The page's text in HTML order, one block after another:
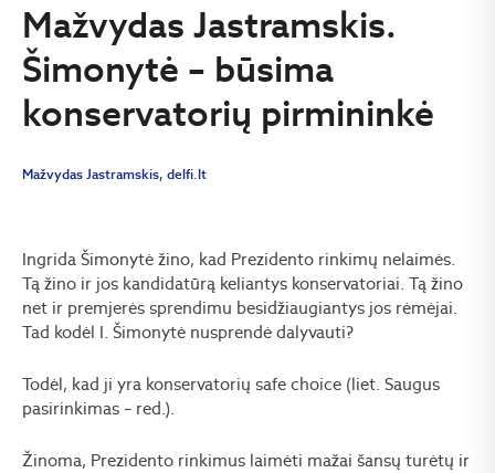
Mažvydas Jastramskis.
Šimonytė – būsima
konservatorių pirmininkė
Mažvydas Jastramskis, delfi.lt
Ingrida Šimonytė žino, kad Prezidento rinkimų nelaimės.
Tą žino ir jos kandidatūrą keliantys konservatoriai. Tą žino
net ir premjerės sprendimu besidžiaugiantys jos rėmėjai.
Tad kodėl I. Šimonytė nusprendė dalyvauti?
Todėl, kad ji yra konservatorių safe choice (liet. Saugus
pasirinkimas – red.).
Žinoma, Prezidento rinkimus laimėti mažai šansų turėtų ir